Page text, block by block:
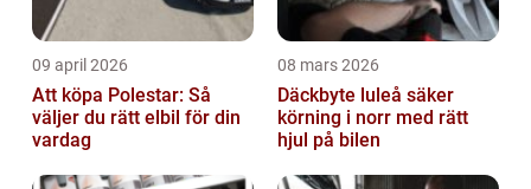
09 april 2026
Att köpa Polestar: Så
väljer du rätt elbil för din
vardag
08 mars 2026
Däckbyte luleå säker
körning i norr med rätt
hjul på bilen